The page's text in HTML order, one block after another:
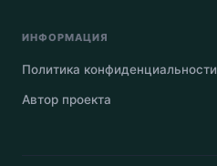
ИНФОРМАЦИЯ
Политика конфиденциальности
Автор проекта